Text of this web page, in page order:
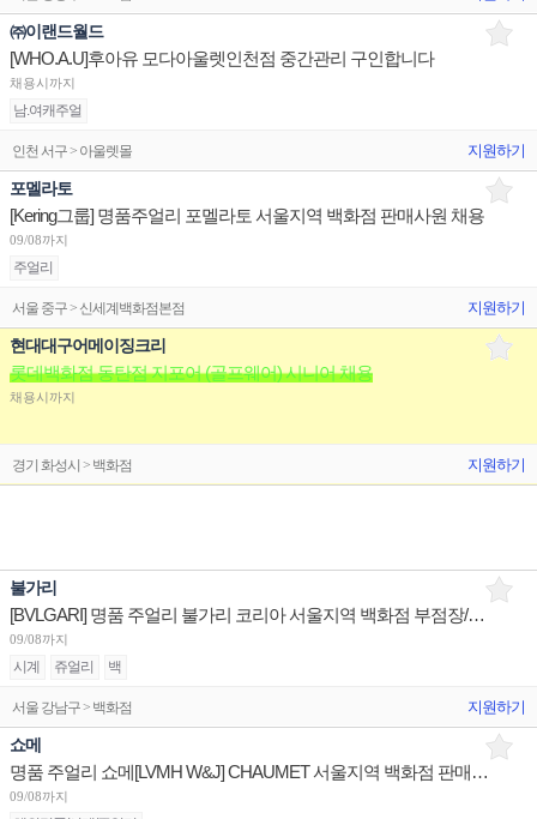
㈜이랜드월드
[WHO.A.U]후아유 모다아울렛인천점 중간관리 구인합니다
채용시까지
남.여캐주얼
인천 서구 > 아울렛몰 지원하기
포멜라토
[Kering그룹] 명품주얼리 포멜라토 서울지역 백화점 판매사원 채용
09/08까지
주얼리
서울 중구 > 신세계백화점본점 지원하기
현대대구어메이징크리
롯데백화점 동탄점 지포어 (골프웨어) 시니어 채용
채용시까지
경기 화성시 > 백화점 지원하기
불가리
[BVLGARI] 명품 주얼리 불가리 코리아 서울지역 백화점 부점장/판매사원/어드민 채용
09/08까지
시계 쥬얼리 백
서울 강남구 > 백화점 지원하기
쇼메
명품 주얼리 쇼메[LVMH W&J] CHAUMET 서울지역 백화점 판매사원 채용
09/08까지